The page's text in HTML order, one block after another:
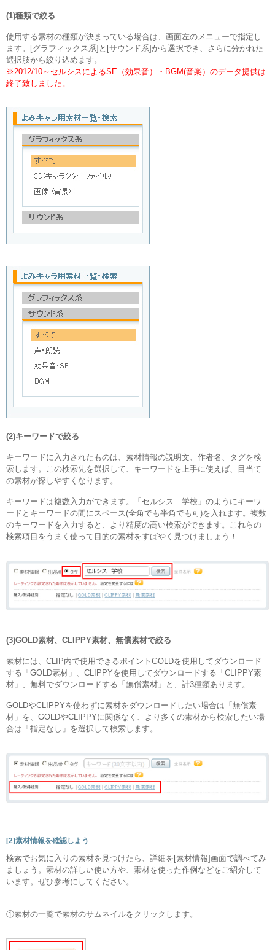
(1)種類で絞る
使用する素材の種類が決まっている場合は、画面左のメニューで指定し
ます。[グラフィックス系]と[サウンド系]から選択でき、さらに分かれた
選択肢から絞り込めます。
※2012/10～セルシスによるSE（効果音）・BGM(音楽）のデータ提供は
終了致しました。
(2)キーワードで絞る
キーワードに入力されたものは、素材情報の説明文、作者名、タグを検
索します。この検索先を選択して、キーワードを上手に使えば、目当て
の素材が探しやすくなります。
キーワードは複数入力ができます。「セルシス 学校」のようにキーワ
ードとキーワードの間にスペース(全角でも半角でも可)を入れます。複数
のキーワードを入力すると、より精度の高い検索ができます。これらの
検索項目をうまく使って目的の素材をすばやく見つけましょう！
(3)GOLD素材、CLIPPY素材、無償素材で絞る
素材には、CLIP内で使用できるポイントGOLDを使用してダウンロード
する「GOLD素材」、CLIPPYを使用してダウンロードする「CLIPPY素
材」、無料でダウンロードする「無償素材」と、計3種類あります。
GOLDやCLIPPYを使わずに素材をダウンロードしたい場合は「無償素
材」を、GOLDやCLIPPYに関係なく、より多くの素材から検索したい場
合は「指定なし」を選択して検索します。
[2]素材情報を確認しよう
検索でお気に入りの素材を見つけたら、詳細を[素材情報]画面で調べてみ
ましょう。素材の詳しい使い方や、素材を使った作例などをご紹介して
います。ぜひ参考にしてください。
①素材の一覧で素材のサムネイルをクリックします。